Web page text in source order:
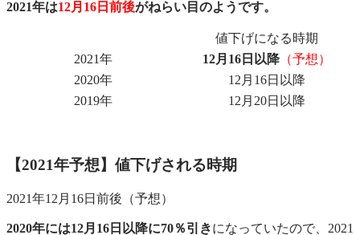
2021年は12月16日前後がねらい目のようです。
値下げになる時期
2021年
12月16日以降 （予想）
2020年
12月16日以降
2019年
12月20日以降
【2021年予想】値下げされる時期
2021年12月16日前後（予想）
2020年には12月16日以降に70％引きになっていたので、2021